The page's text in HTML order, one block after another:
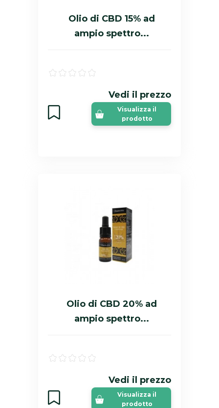
Olio di CBD 15% ad
ampio spettro...
Vedi il prezzo
Visualizza il
prodotto
Olio di CBD 20% ad
ampio spettro...
Vedi il prezzo
Visualizza il
prodotto